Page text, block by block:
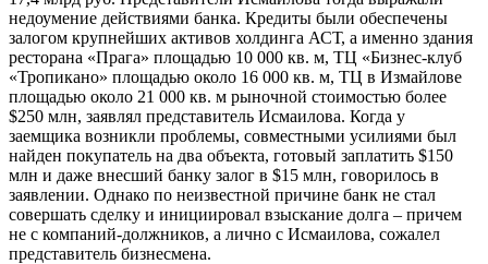
недоумение действиями банка. Кредиты были обеспечены
залогом крупнейших активов холдинга АСТ, а именно здания
ресторана «Прага» площадью 10 000 кв. м, ТЦ «Бизнес-клуб
«Тропикано» площадью около 16 000 кв. м, ТЦ в Измайлове
площадью около 21 000 кв. м рыночной стоимостью более
$250 млн, заявлял представитель Исмаилова. Когда у
заемщика возникли проблемы, совместными усилиями был
найден покупатель на два объекта, готовый заплатить $150
млн и даже внесший банку залог в $15 млн, говорилось в
заявлении. Однако по неизвестной причине банк не стал
совершать сделку и инициировал взыскание долга – причем
не с компаний-должников, а лично с Исмаилова, сожалел
представитель бизнесмена.